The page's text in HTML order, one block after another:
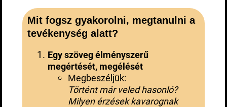
Mit fogsz gyakorolni, megtanulni a
tevékenység alatt?
Egy szöveg élményszerű
megértését, megélését
Megbeszéljük:
Történt már veled hasonló?
Milyen érzések kavarognak